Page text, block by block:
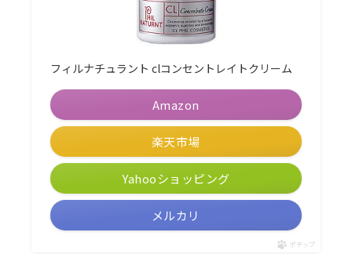
フィルナチュラント clコンセントレイトクリーム
Amazon
楽天市場
Yahooショッピング
メルカリ
ポチップ